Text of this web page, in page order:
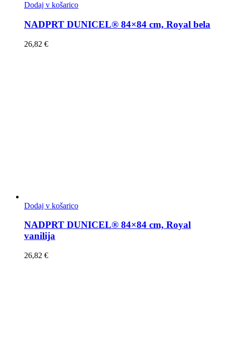
Dodaj v košarico
NADPRT DUNICEL® 84×84 cm, Royal bela
26,82 €
Dodaj v košarico
NADPRT DUNICEL® 84×84 cm, Royal
vanilija
26,82 €